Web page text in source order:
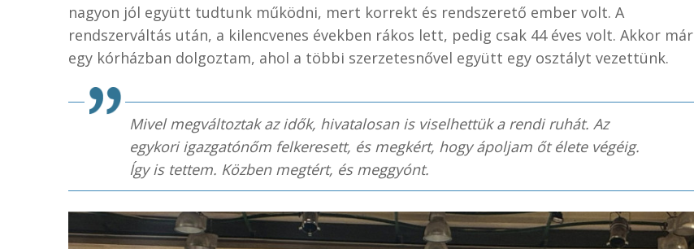
nagyon jól együtt tudtunk működni, mert korrekt és rendszerető ember volt. A
rendszerváltás után, a kilencvenes években rákos lett, pedig csak 44 éves volt. Akkor már
egy kórházban dolgoztam, ahol a többi szerzetesnővel együtt egy osztályt vezettünk.
Mivel megváltoztak az idők, hivatalosan is viselhettük a rendi ruhát. Az
egykori igazgatónőm felkeresett, és megkért, hogy ápoljam őt élete végéig.
Így is tettem. Közben megtért, és meggyónt.